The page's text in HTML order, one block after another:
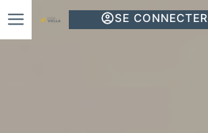
SE CONNECTER